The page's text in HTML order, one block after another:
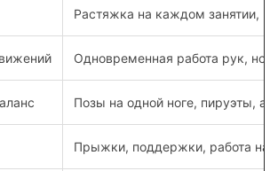
Растяжка на каждом занятии,
Одновременная работа рук,
Позы на одной ноге, пируэты,
Прыжки, поддержки, работа на